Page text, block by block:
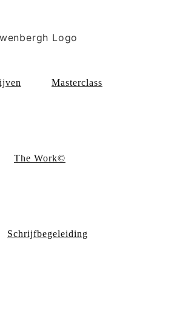
Masterclass
The Work©
Schrijfbegeleiding